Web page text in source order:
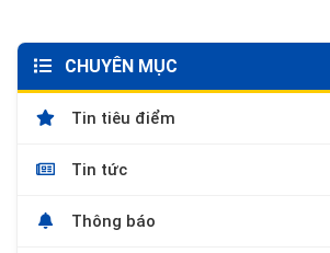
CHUYÊN MỤC
Tin tiêu điểm
Tin tức
Thông báo